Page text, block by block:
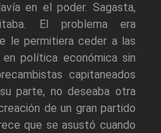
en el poder. Sagasta,
El problema era
le permitiera ceder a las
en política económica sin
capitaneados
parte, no deseaba otra
de un gran partido
que se asustó cuando